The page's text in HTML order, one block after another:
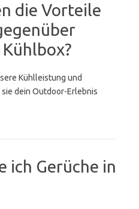
die Vorteile
Kühlleistung und
dein Outdoor-Erlebnis
ich Gerüche in